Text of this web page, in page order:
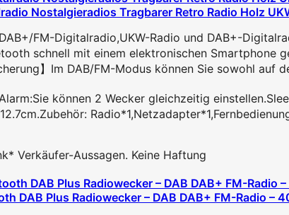
Nostalgieradios Tragbarer Retro Radio Holz
FM-Digitalradio,UKW-Radio und DAB+-
schnell mit einem elektronischen Smartphone
】Im DAB/FM-Modus können Sie sowohl auf
können 2 Wecker gleichzeitig
Verkäufer-Aussagen. Keine Haftung
DAB Plus Radiowecker – DAB DAB+ FM-Radio